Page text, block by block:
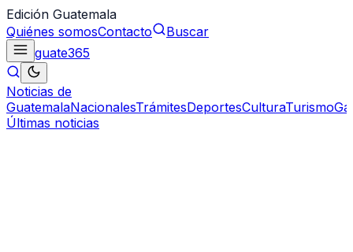
Edición Guatemala
Quiénes somosContacto
Buscar
guate365
Noticias de
GuatemalaNacionalesTrámitesDeportesCulturaTurismo
Últimas noticias